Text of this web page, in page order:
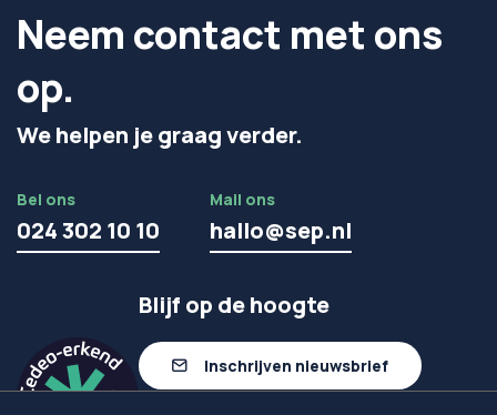
Neem contact met ons
op.
We helpen je graag verder.
Bel ons
024 302 10 10
Mail ons
hallo@sep.nl
Blijf op de hoogte
Inschrijven nieuwsbrief